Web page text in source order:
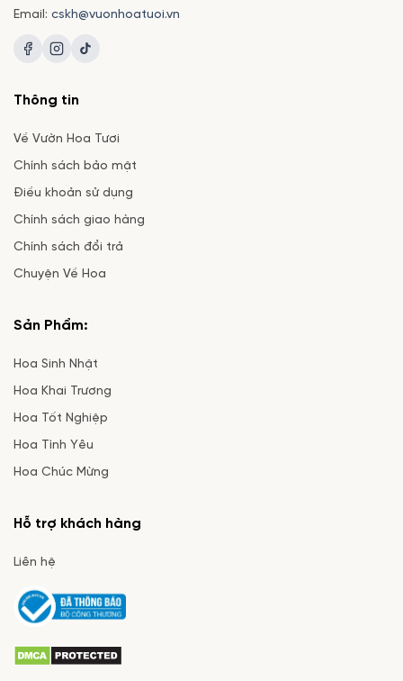
Email: cskh@vuonhoatuoi.vn
Thông tin
Về Vườn Hoa Tươi
Chính sách bảo mật
Điều khoản sử dụng
Chính sách giao hàng
Chính sách đổi trả
Chuyện Về Hoa
Sản Phẩm:
Hoa Sinh Nhật
Hoa Khai Trương
Hoa Tốt Nghiệp
Hoa Tình Yêu
Hoa Chúc Mừng
Hỗ trợ khách hàng
Liên hệ